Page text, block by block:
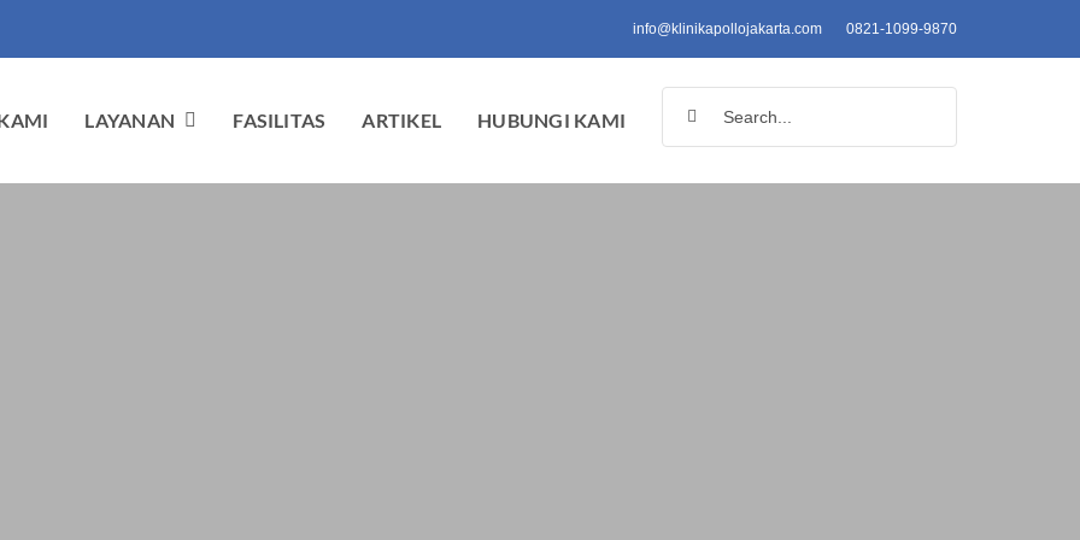
info@klinikapollojakarta.com 0821-1099-9870
LAYANAN FASILITAS ARTIKEL HUBUNGI KAMI